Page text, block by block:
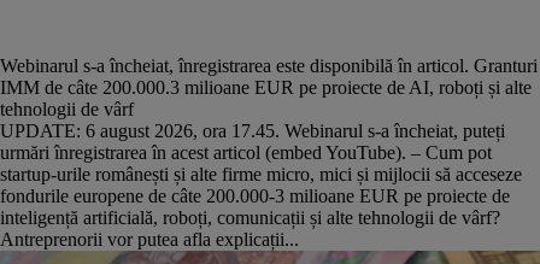
Webinarul s-a încheiat, înregistrarea este disponibilă în articol. Granturi
IMM de câte 200.000.3 milioane EUR pe proiecte de AI, roboți și alte
tehnologii de vârf
UPDATE: 6 august 2026, ora 17.45. Webinarul s-a încheiat, puteți
urmări înregistrarea în acest articol (embed YouTube). – Cum pot
startup-urile românești și alte firme micro, mici și mijlocii să acceseze
fondurile europene de câte 200.000-3 milioane EUR pe proiecte de
inteligență artificială, roboți, comunicații și alte tehnologii de vârf?
Antreprenorii vor putea afla explicații...